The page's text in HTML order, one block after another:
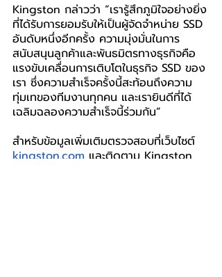
Kingston กล่าวว่า “เรารู้สึกภูมิใจอย่างยิ่ง
ที่ได้รับการยอมรับให้เป็นผู้จัดจำหน่าย SSD
อันดับหนึ่งอีกครั้ง ความมุ่งมั่นในการ
สนับสนุนลูกค้าและพันธมิตรทางธุรกิจคือ
แรงขับเคลื่อนการเติบโตในธุรกิจ SSD ของ
เรา ซึ่งความสำเร็จครั้งนี้สะท้อนถึงความ
ทุ่มเทของทีมงานทุกคน และเรายินดีที่ได้
เฉลิมฉลองความสำเร็จนี้ร่วมกัน”
สำหรับข้อมูลเพิ่มเติมตรวจสอบที่เว็บไซต์
kingston.com และติดตาม Kingston